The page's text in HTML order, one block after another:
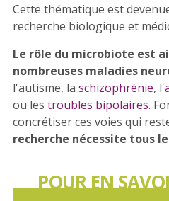
Cette thématique est
recherche biologique et
Le rôle du microbiote est
nombreuses maladies
l'autisme, la schizophrénie, l'
ou les troubles bipolaires.
concrétiser ces voies qui
recherche nécessite tous
POUR EN